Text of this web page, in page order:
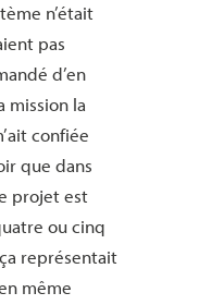
n’était
pas
d’en
mission la
confiée
que dans
projet est
ou cinq
représentait
même